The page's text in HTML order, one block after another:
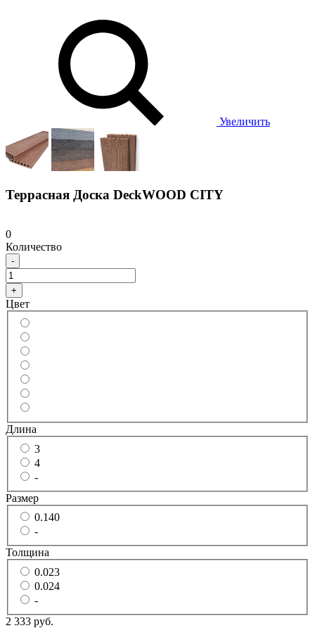
Увеличить
Террасная Доска DeckWOOD CITY
0
Количество
-
+
Цвет
Длина
3
4
-
Размер
0.140
-
Толщина
0.023
0.024
-
2 333 руб.